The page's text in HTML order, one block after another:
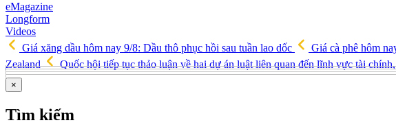
eMagazine
Longform
Videos
Giá xăng dầu hôm nay 9/8: Dầu thô phục hồi sau tuần lao dốc
Giá cà phê hôm
Zealand
Quốc hội tiếp tục thảo luận về hai dự án luật liên quan đến lĩnh vực tài
×
Tìm kiếm